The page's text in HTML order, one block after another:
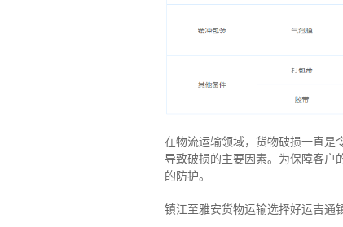
在物流运输领域，货物破损一直是
导致破损的主要因素。为保障客户
的防护。
镇江至雅安货物运输选择好运吉通